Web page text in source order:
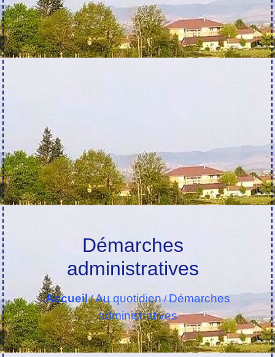
Démarches
administratives
Accueil/Au quotidien/Démarches
administratives